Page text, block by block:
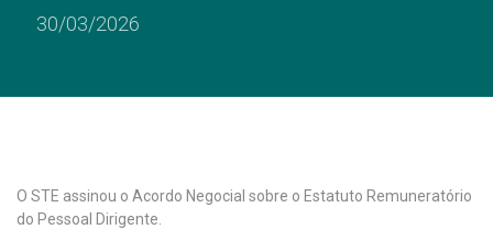
30/03/2026
O STE assinou o Acordo Negocial sobre o Estatuto Remuneratório
do Pessoal Dirigente.